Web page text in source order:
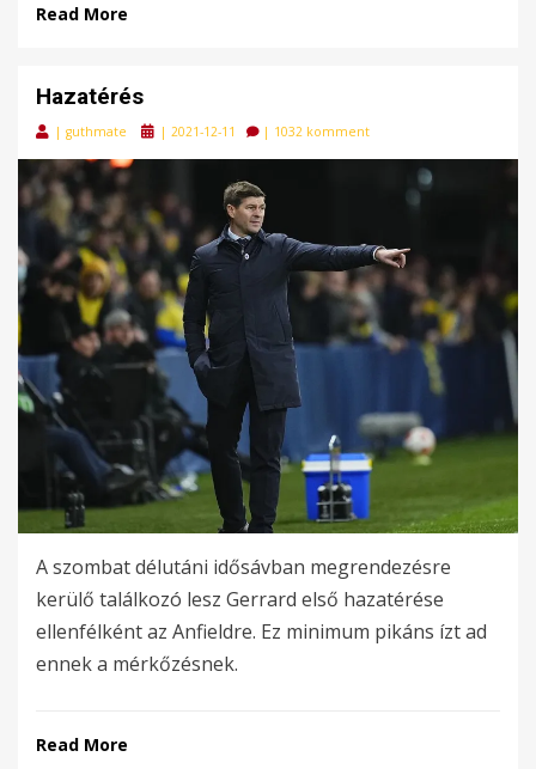
Read More
Hazatérés
| guthmate
Posted
| 2021-12-11 | 1032 komment
A szombat délutáni idősávban megrendezésre
kerülő találkozó lesz Gerrard első hazatérése
ellenfélként az Anfieldre. Ez minimum pikáns ízt ad
ennek a mérkőzésnek.
Read More